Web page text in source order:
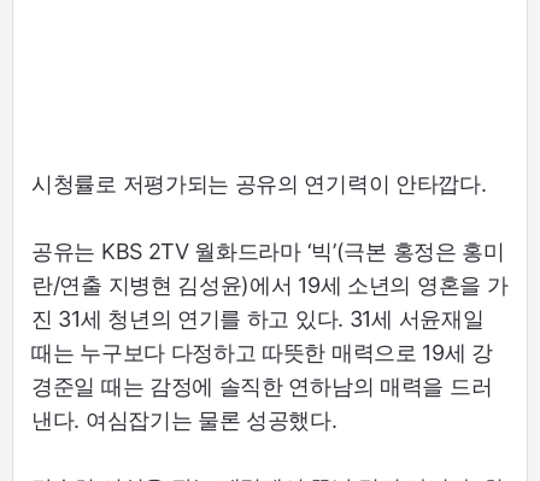
시청률로 저평가되는 공유의 연기력이 안타깝다.
공유는 KBS 2TV 월화드라마 ‘빅’(극본 홍정은 홍미
란/연출 지병현 김성윤)에서 19세 소년의 영혼을 가
진 31세 청년의 연기를 하고 있다. 31세 서윤재일
때는 누구보다 다정하고 따뜻한 매력으로 19세 강
경준일 때는 감정에 솔직한 연하남의 매력을 드러
낸다. 여심잡기는 물론 성공했다.